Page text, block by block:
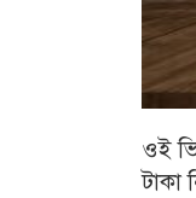
ওই
টাকা